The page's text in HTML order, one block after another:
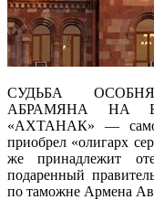
СУДЬБА
АБРАМЯНА НА
«АХТАНАК» —
приобрел «олигарх
же принадлежит
подаренный
по таможне Армена